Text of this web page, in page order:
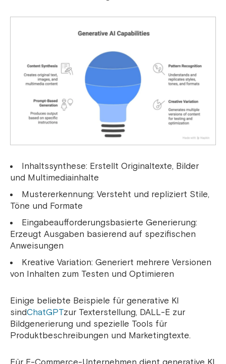
Inhaltssynthese: Erstellt Originaltexte, Bilder
und Multimediainhalte
Mustererkennung: Versteht und repliziert Stile,
Töne und Formate
Eingabeaufforderungsbasierte Generierung:
Erzeugt Ausgaben basierend auf spezifischen
Anweisungen
Kreative Variation: Generiert mehrere Versionen
von Inhalten zum Testen und Optimieren
Einige beliebte Beispiele für generative KI
sindChatGPTzur Texterstellung, DALL-E zur
Bildgenerierung und spezielle Tools für
Produktbeschreibungen und Marketingtexte.